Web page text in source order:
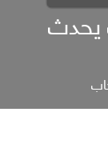
يحدث